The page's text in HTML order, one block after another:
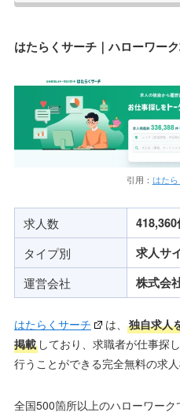
はたらくサーチ｜ハローワー
引用： はた
求人数 418,360
タイプ別 求人サ
運営会社 株式会
はたらくサーチ は、独自求人
掲載しており、求職者が仕事探
行うことができる完全無料の求人
全国500箇所以上のハローワー